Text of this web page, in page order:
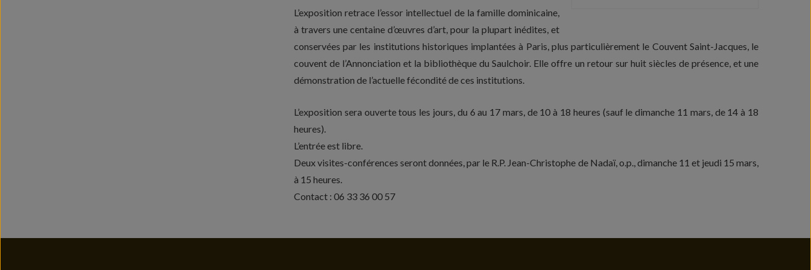
L’exposition retrace l’essor intellectuel de la famille dominicaine,
à travers une centaine d’œuvres d’art, pour la plupart inédites, et
conservées par les institutions historiques implantées à Paris, plus particulièrement le Couvent Saint-Jacques, le
couvent de l’Annonciation et la bibliothèque du Saulchoir. Elle offre un retour sur huit siècles de présence, et une
démonstration de l’actuelle fécondité de ces institutions.
L’exposition sera ouverte tous les jours, du 6 au 17 mars, de 10 à 18 heures (sauf le dimanche 11 mars, de 14 à 18
heures).
L’entrée est libre.
Deux visites-conférences seront données, par le R.P. Jean-Christophe de Nadaï, o.p., dimanche 11 et jeudi 15 mars,
à 15 heures.
Contact : 06 33 36 00 57